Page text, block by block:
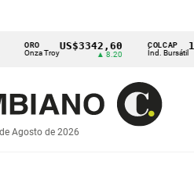
Onza Troy
US$3342,60
▲ 8.20
COLCAP
Índ. Bursátil
Agosto de 2026